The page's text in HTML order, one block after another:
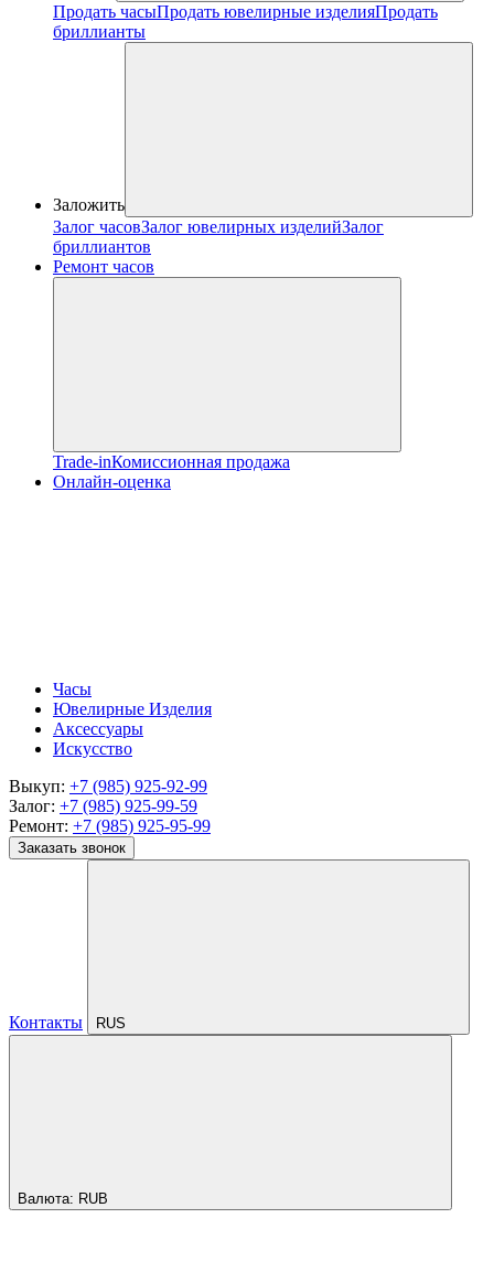
Продать часыПродать ювелирные изделияПродать
бриллианты
Заложить
Залог часовЗалог ювелирных изделийЗалог
бриллиантов
Ремонт часов
Trade-inКомиссионная продажа
Онлайн-оценка
Часы
Ювелирные Изделия
Аксессуары
Искусство
Выкуп: +7 (985) 925-92-99
Залог: +7 (985) 925-99-59
Ремонт: +7 (985) 925-95-99
Заказать звонок
Контакты RUS
Валюта: RUB